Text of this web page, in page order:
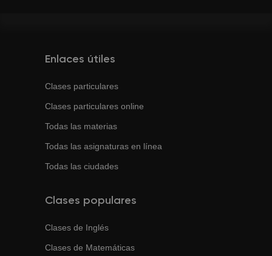
Enlaces útiles
Clases particulares
Clases particulares online
Todas las materias
Todas las asignaturas en línea
Todas las ciudades
Clases populares
Clases de Inglés
Clases de Matemáticas